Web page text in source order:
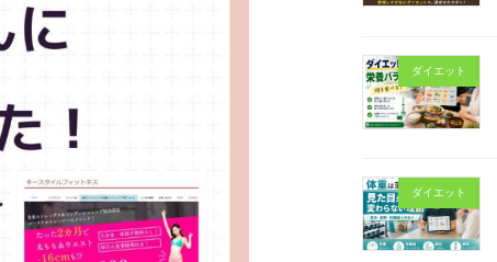
ダイエット
ダイエット